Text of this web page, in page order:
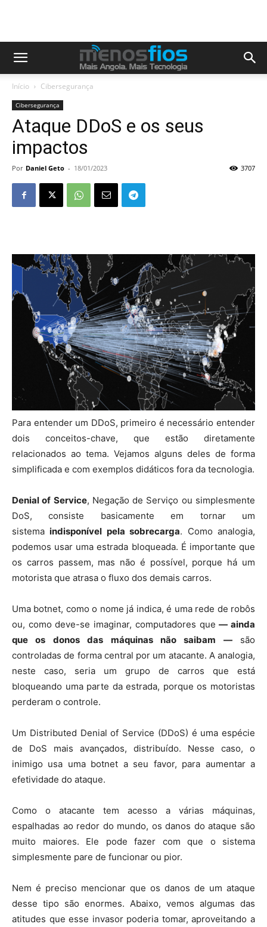
Início Cibersegurança
Cibersegurança
Ataque DDoS e os seus
impactos
Por Daniel Geto - 18/01/2023 3707
Para entender um DDoS, primeiro é necessário entender
dois conceitos-chave, que estão diretamente
relacionados ao tema. Vejamos alguns deles de forma
simplificada e com exemplos didáticos fora da tecnologia.
Denial of Service, Negação de Serviço ou simplesmente
DoS, consiste basicamente em tornar um
sistemaindisponível pela sobrecarga. Como analogia,
podemos usar uma estrada bloqueada. É importante que
os carros passem, mas não é possível, porque há um
motorista que atrasa o fluxo dos demais carros.
Uma botnet, como o nome já indica, é uma rede de robôs
ou, como deve-se imaginar, computadores que— ainda
que os donos das máquinas não saibam —são
controladas de forma central por um atacante. A analogia,
neste caso, seria um grupo de carros que está
bloqueando uma parte da estrada, porque os motoristas
perderam o controle.
Um Distributed Denial of Service (DDoS) é uma espécie
de DoS mais avançados, distribuído. Nesse caso, o
inimigo usa uma botnet a seu favor, para aumentar a
efetividade do ataque.
Como o atacante tem acesso a várias máquinas,
espalhadas ao redor do mundo, os danos do ataque são
muito maiores. Ele pode fazer com que o sistema
simplesmente pare de funcionar ou pior.
Nem é preciso mencionar que os danos de um ataque
desse tipo são enormes. Abaixo, vemos algumas das
atitudes que esse invasor poderia tomar, aproveitando a